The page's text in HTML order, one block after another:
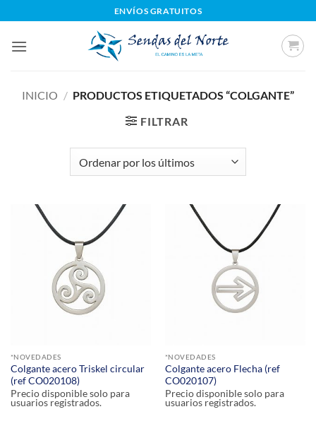
al
contenido
ENVÍOS GRATUITOS
INICIO / PRODUCTOS ETIQUETADOS “COLGANTE”
FILTRAR
*NOVEDADES
Colgante acero Triskel circular
(ref CO020108)
Precio disponible solo para
usuarios registrados.
*NOVEDADES
Colgante acero Flecha (ref
CO020107)
Precio disponible solo para
usuarios registrados.